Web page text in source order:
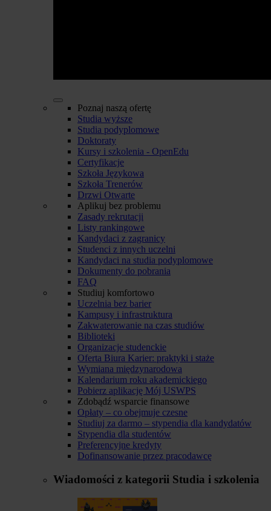
Poznaj naszą ofertę
Studia wyższe
Studia podyplomowe
Doktoraty
Kursy i szkolenia - OpenEdu
Certyfikacje
Szkoła Językowa
Szkoła Trenerów
Drzwi Otwarte
Aplikuj bez problemu
Zasady rekrutacji
Listy rankingowe
Kandydaci z zagranicy
Studenci z innych uczelni
Kandydaci na studia podyplomowe
Dokumenty do pobrania
FAQ
Studiuj komfortowo
Uczelnia bez barier
Kampusy i infrastruktura
Zakwaterowanie na czas studiów
Biblioteki
Organizacje studenckie
Oferta Biura Karier: praktyki i staże
Wymiana międzynarodowa
Kalendarium roku akademickiego
Pobierz aplikację Mój USWPS
Zdobądź wsparcie finansowe
Opłaty – co obejmuje czesne
Studiuj za darmo – stypendia dla kandydatów
Stypendia dla studentów
Preferencyjne kredyty
Dofinansowanie przez pracodawcę
Wiadomości z kategorii Studia i szkolenia